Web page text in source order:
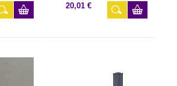
20,01 €